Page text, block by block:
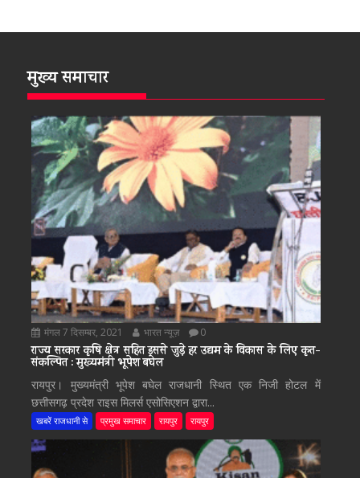
मुख्य समाचार
मंगल 7 दिसम्बर, 2021 भारत न्यूज़ 0
राज्य सरकार कृषि क्षेत्र सहित इससे जुड़े हर उद्यम के विकास के लिए कृत-
संकल्पित : मुख्यमंत्री भूपेश बघेल
रायपुर। मुख्यमंत्री भूपेश बघेल राजधानी स्थित एक निजी होटल में
छत्तीसगढ़ प्रदेश राइस मिलर्स एसोसिएशन द्वारा...
खबरें राजधानी से प्रमुख समाचार रायपुर रायपुर